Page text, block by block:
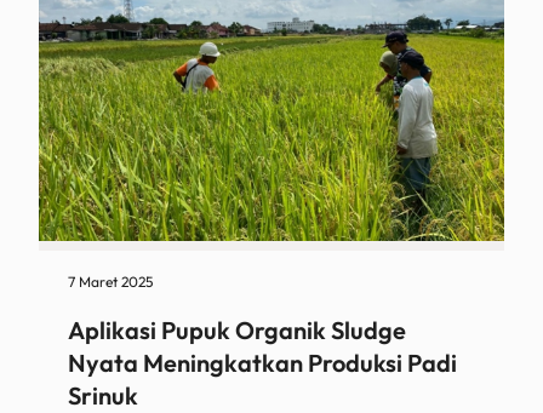
7 Maret 2025
Aplikasi Pupuk Organik Sludge
Nyata Meningkatkan Produksi Padi
Srinuk